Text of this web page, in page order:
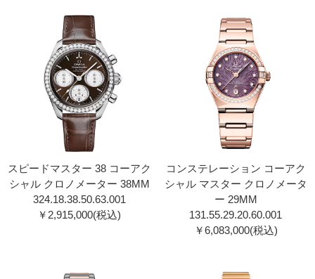
スピードマスター 38 コーアク
シャル クロノメーター 38MM
324.18.38.50.63.00 1
￥2,915,000(税込)
コンステレーション コーアク
シャル マスター クロノメータ
ー 29MM
131.55.29.20.60.00 1
￥6,083,000(税込)